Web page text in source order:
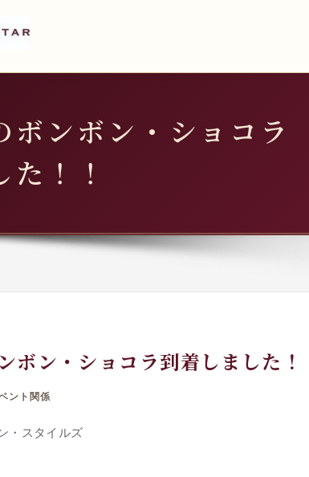
STAR
ボンボン・ショコラ
！！
ボン・ショコラ到着しました！
ント関係
・スタイルズ